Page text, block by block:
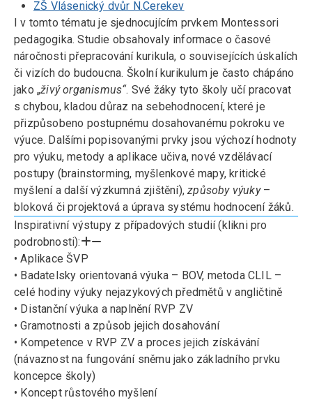
ZŠ Vlásenický dvůr N.Cerekev
I v tomto tématu je sjednocujícím prvkem Montessori
pedagogika. Studie obsahovaly informace o časové
náročnosti přepracování kurikula, o souvisejících úskalích
či vizích do budoucna. Školní kurikulum je často chápáno
jako „živý organismus“. Své žáky tyto školy učí pracovat
s chybou, kladou důraz na sebehodnocení, které je
přizpůsobeno postupnému dosahovanému pokroku ve
výuce. Dalšími popisovanými prvky jsou výchozí hodnoty
pro výuku, metody a aplikace učiva, nové vzdělávací
postupy (brainstorming, myšlenkové mapy, kritické
myšlení a další výzkumná zjištění),způsoby výuky–
bloková či projektová a úprava systému hodnocení žáků.
Inspirativní výstupy z případových studií (klikni pro
podrobnosti):
• Aplikace ŠVP
• Badatelsky orientovaná výuka – BOV, metoda CLIL –
celé hodiny výuky nejazykových předmětů v angličtině
• Distanční výuka a naplnění RVP ZV
• Gramotnosti a způsob jejich dosahování
• Kompetence v RVP ZV a proces jejich získávání
(návaznost na fungování sněmu jako základního prvku
koncepce školy)
• Koncept růstového myšlení